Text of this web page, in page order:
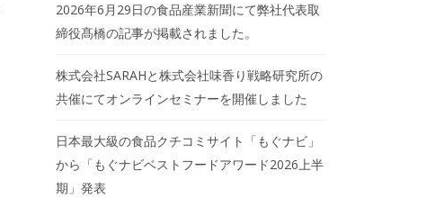
2026年6月29日の食品産業新聞にて弊社代表取
締役髙橋の記事が掲載されました。
株式会社SARAHと株式会社味香り戦略研究所の
共催にてオンラインセミナーを開催しました
日本最大級の食品クチコミサイト「もぐナビ」
から「もぐナビベストフードアワード2026上半
期」発表